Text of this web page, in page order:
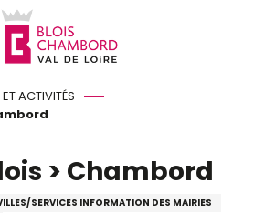
ACTIVITÉS
> Chambord
SERVICES INFORMATION DES MAIRIES